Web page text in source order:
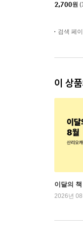
2,700원
검색 페
이 상
이달의
2026년